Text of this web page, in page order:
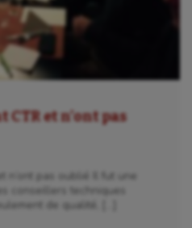
CTR et n’ont pas
n’ont pas oublié Il fut une
conseillers techniques
de qualité, […]